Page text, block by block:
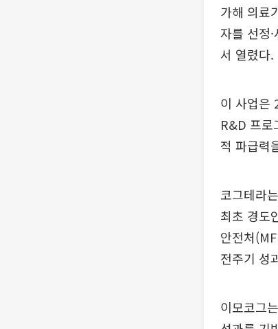
가해 의료
자를 선정
서 열렸다.
이 사업은
R&D 프로
적 파급력
코그테라
최초 경도
안전처
전주기 성
이모코그